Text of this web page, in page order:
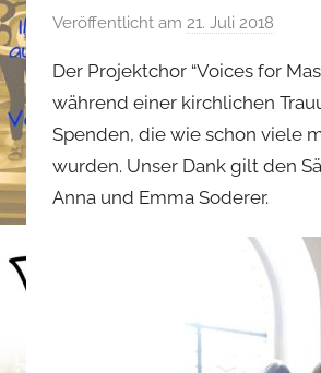
Veröffentlicht am 21. Juli 2018
n
t
e
o
Der Projektchor “Voices for
während einer kirchlichen
Spenden, die wie schon viele
wurden. Unser Dank gilt den
Anna und Emma Soderer.